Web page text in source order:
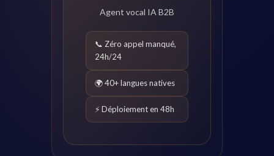
Agent vocal IA B2B
📞 Zéro appel manqué,
24h/24
🌍 40+ langues natives
⚡ Déploiement en 48h